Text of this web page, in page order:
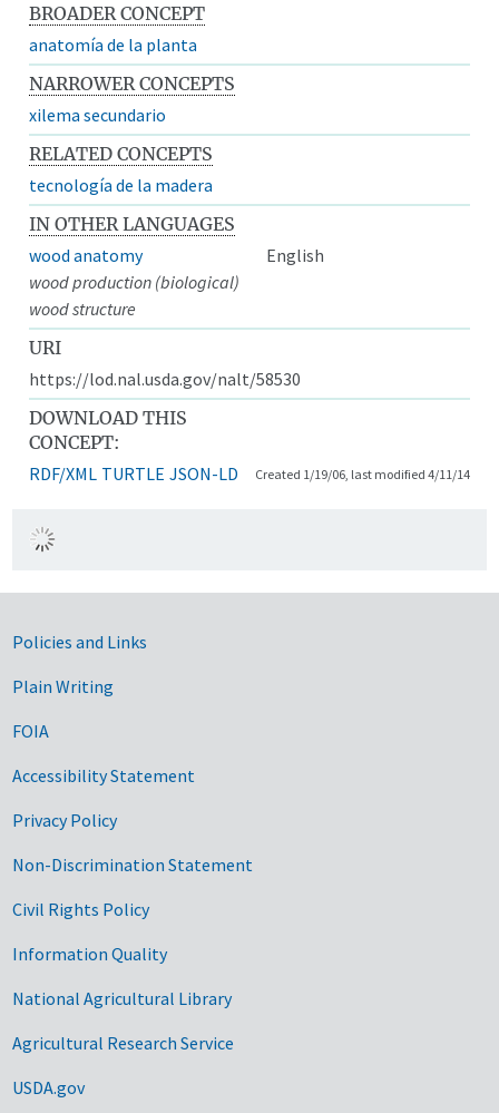
BROADER CONCEPT
anatomía de la planta
NARROWER CONCEPTS
xilema secundario
RELATED CONCEPTS
tecnología de la madera
IN OTHER LANGUAGES
wood anatomy
English
wood production (biological)
wood structure
URI
https://lod.nal.usda.gov/nalt/58530
DOWNLOAD THIS
CONCEPT:
RDF/XML TURTLE JSON-LD Created 1/19/06, last modified 4/11/14
Government Links
Policies and Links
Plain Writing
FOIA
Accessibility Statement
Privacy Policy
Non-Discrimination Statement
Civil Rights Policy
Information Quality
National Agricultural Library
Agricultural Research Service
USDA.gov